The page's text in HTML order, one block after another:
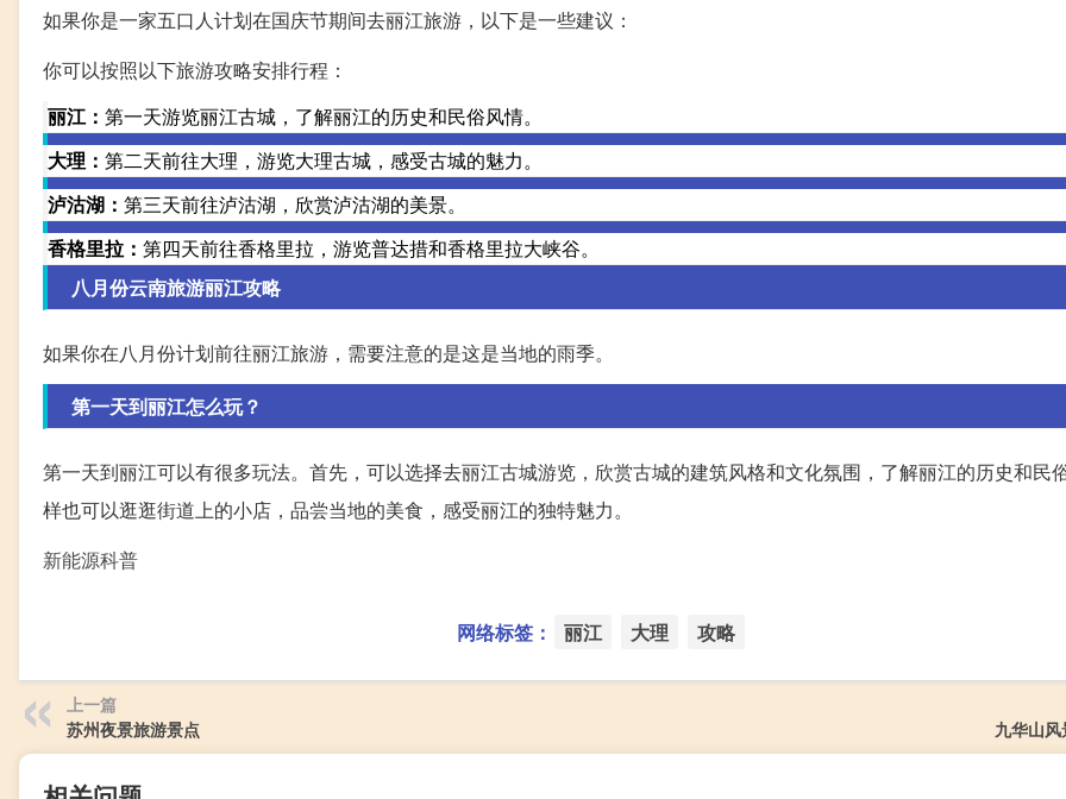
如果你是一家五口人计划在国庆节期间去丽江旅游，以下是一些建议：
你可以按照以下旅游攻略安排行程：
丽江： 第一天游览丽江古城，了解丽江的历史和民俗风情。
大理： 第二天前往大理，游览大理古城，感受古城的魅力。
泸沽湖： 第三天前往泸沽湖，欣赏泸沽湖的美景。
香格里拉： 第四天前往香格里拉，游览普达措和香格里拉大峡谷。
八月份云南旅游丽江攻略
如果你在八月份计划前往丽江旅游，需要注意的是这是当地的雨季。
第一天到丽江怎么玩？
第一天到丽江可以有很多玩法。首先，可以选择去丽江古城游览，欣赏古城的建筑风格和文化氛围，了解丽江的历史和民
样也可以逛逛街道上的小店，品尝当地的美食，感受丽江的独特魅力。
新能源科普
网络标签： 丽江 大理 攻略
上一篇
苏州夜景旅游景点
九华山